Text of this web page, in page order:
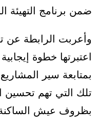
ضمن برنامج التهيئة
وأعربت الرابطة عن
اعتبرتها خطوة
بمتابعة سير
تلك التي تهم تحسين
بظروف عيش